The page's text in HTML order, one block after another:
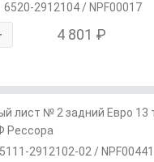
6520-2912104 / NPF00017
4 801 ₽
лист № 2 задний Евро 13
Рессора
2912102-02 / NPF00441